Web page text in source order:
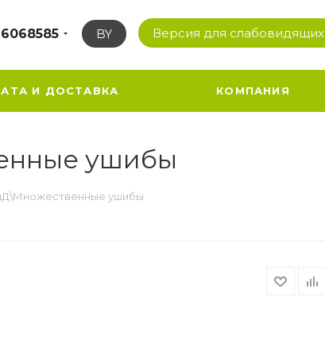
BY Версия для слабовидящих
И ДОСТАВКА КОМПАНИЯ
ушибы
ушибы